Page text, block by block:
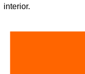
interior.